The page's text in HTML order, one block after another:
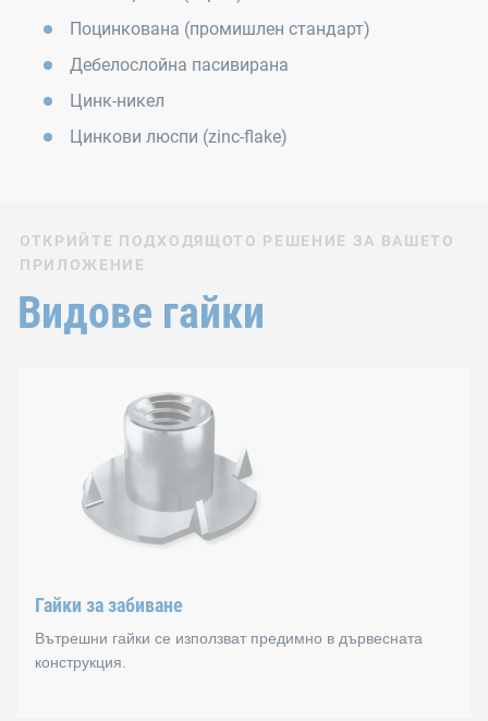
Поцинкована (промишлен стандарт)
Дебелослойна пасивирана
Цинк-никел
Цинкови люспи (zinc-flake)
ОТКРИЙТЕ ПОДХОДЯЩОТО РЕШЕНИЕ ЗА ВАШЕТО
ПРИЛОЖЕНИЕ
Видове гайки
Гайки за забиване
Вътрешни гайки се използват предимно в дървесната
конструкция.